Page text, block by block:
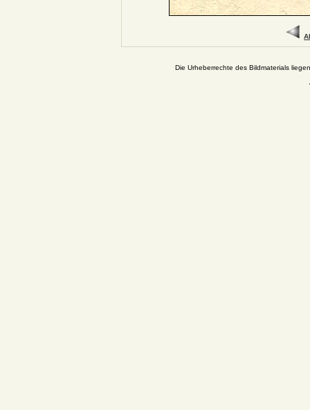
Die Urheberrechte des Bildmaterials